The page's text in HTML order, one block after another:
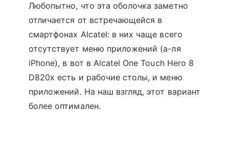
Любопытно, что эта оболочка заметно
отличается от встречающейся в
смартфонах Alcatel: в них чаще всего
отсутствует меню приложений (а-ля
iPhone), в вот в Alcatel One Touch Hero 8
D820x есть и рабочие столы, и меню
приложений. На наш взгляд, этот вариант
более оптимален.